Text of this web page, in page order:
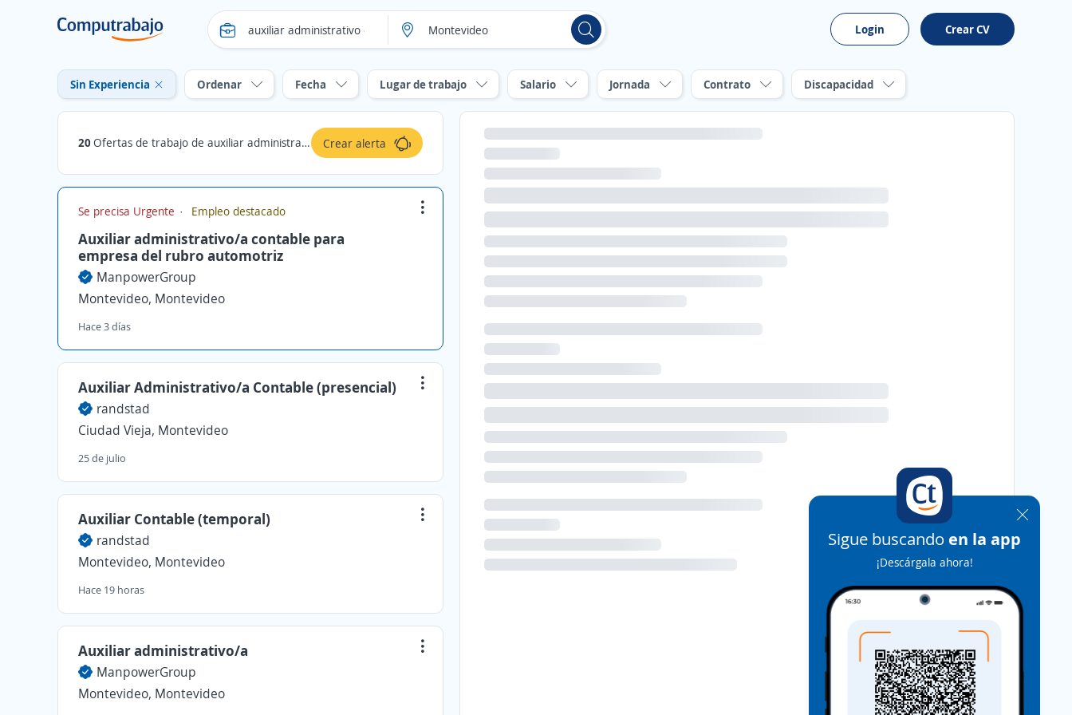
Login Crear CV
Sin Experiencia Ordenar Fecha Lugar de trabajo Salario Jornada Contrato Discapacidad
20 Ofertas de trabajo de auxiliar administrativo contable sin experiencia en Montevideo Crear alerta
Se precisa Urgente Empleo destacado
Auxiliar administrativo/a contable para
empresa del rubro automotriz
ManpowerGroup
Montevideo, Montevideo
Hace 3 días
Auxiliar Administrativo/a Contable (presencial)
randstad
Ciudad Vieja, Montevideo
25 de julio
Auxiliar Contable (temporal)
randstad
Montevideo, Montevideo
Hace 19 horas
Auxiliar administrativo/a
ManpowerGroup
Montevideo, Montevideo
Sigue buscando en la app
¡Descárgala ahora!